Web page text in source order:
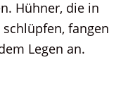
Hühner, die in
fangen
Legen an.